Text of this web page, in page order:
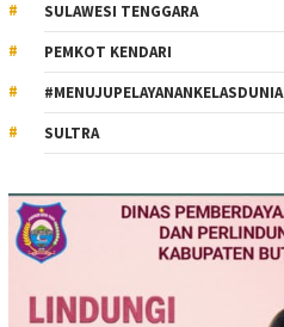
SULAWESI TENGGARA
PEMKOT KENDARI
#MENUJUPELAYANANKELASDUNIA
SULTRA